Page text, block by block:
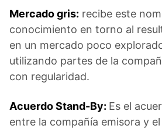
Mercado gris: recibe este
conocimiento en torno al
en un mercado poco
utilizando partes de la
con regularidad.
Acuerdo Stand-By: Es el
entre la compañía emisora y